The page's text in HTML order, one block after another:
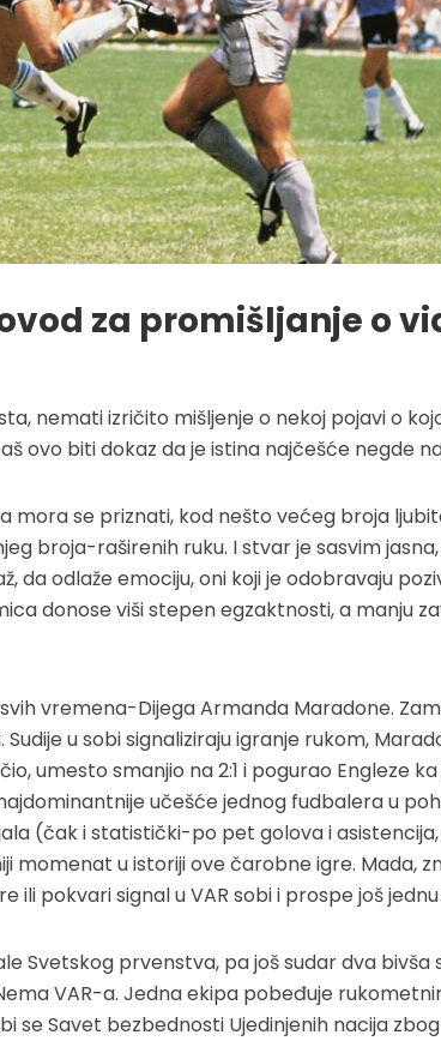
za promišljanje o
nemati izričito mišljenje o nekoj pojavi o
ovo biti dokaz da je istina najčešće negde
mora se priznati, kod nešto većeg broja
broja-raširenih ruku. I stvar je sasvim jasna,
da odlaže emociju, oni koji je odobravaju
donose viši stepen egzaktnosti, a manju
vremena-Dijega Armanda Maradone.
u sobi signaliziraju igranje rukom,
umesto smanjio na 2:1 i pogurao Engleze
učešće jednog fudbalera u
(čak i statistički-po pet golova i
momenat u istoriji ove čarobne igre. Mada,
pokvari signal u VAR sobi i prospe još
Svetskog prvenstva, pa još sudar dva bivša
VAR-a. Jedna ekipa pobeđuje
se Savet bezbednosti Ujedinjenih nacija